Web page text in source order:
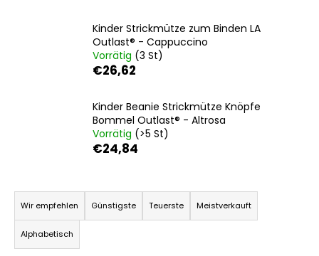
Kinder Strickmütze zum Binden LA
Outlast® - Cappuccino
Vorrätig (3 St)
€26,62
Kinder Beanie Strickmütze Knöpfe
Bommel Outlast® - Altrosa
Vorrätig (>5 St)
€24,84
P
o
d
Wir empfehlen Günstigste Teuerste Meistverkauft
Alphabetisch